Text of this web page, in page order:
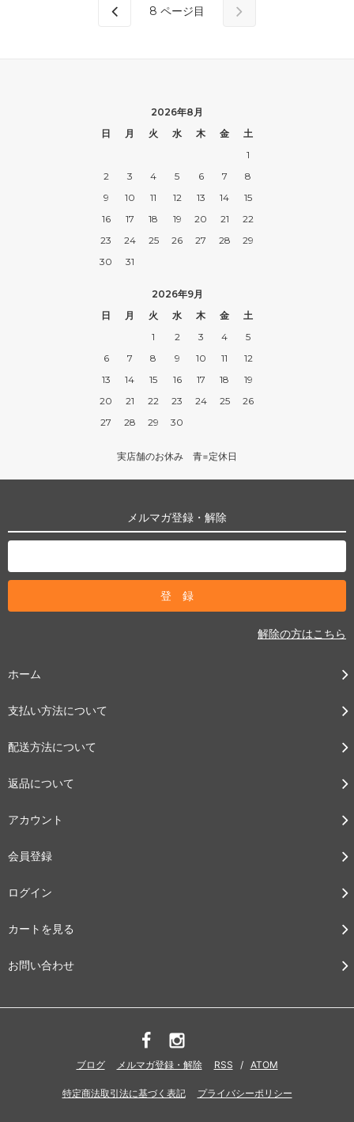
8 ページ目
2026年8月
日
月 火 水 木 金
土
1
2
3 4 5 6 7
8
9
10 11 12 13 14
15
16
17 18 19 20 21
22
23
24 25 26 27 28
29
30
31
2026年9月
日
月 火 水 木 金
土
1
2 3 4
5
6
7 8 9 10 11
12
13
14 15 16 17 18
19
20
21 22 23 24 25
26
27
28 29 30
実店舗のお休み 青=定休日
メルマガ登録・解除
解除の方はこちら
ホーム
支払い方法について
配送方法について
返品について
アカウント
会員登録
ログイン
カートを見る
お問い合わせ
ブログ メルマガ登録・解除 RSS / ATOM
特定商法取引法に基づく表記 プライバシーポリシー